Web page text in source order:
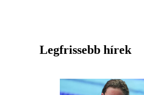
Legfrissebb hírek